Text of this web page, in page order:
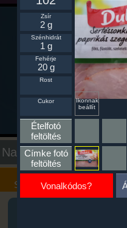
Nap kiértékelése
Kalória
Szimulátor
Ikonnak
beállít
Zsír
2 g
Szénhidrát
1 g
Fehérje
20 g
Rost
Cukor
Ételfotó
feltöltés
Címke fotó
feltöltés
Vonalkódos?